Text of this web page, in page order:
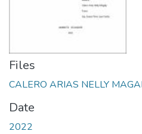
Files
CALERO ARIAS NELLY
Date
2022